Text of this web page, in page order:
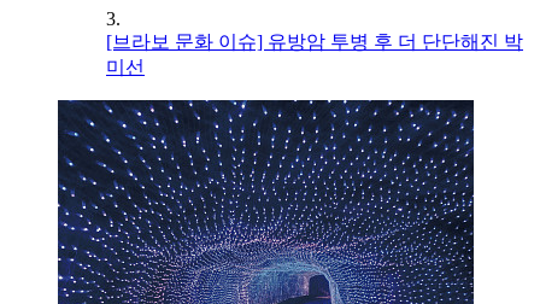
3.
[브라보 문화 이슈] 유방암 투병 후 더 단단해진 박
미선